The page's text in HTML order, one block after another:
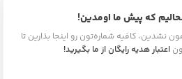
انواع موکه پیش ما اومدین!
نشدین، کافیه شماره‌تون رو اینجا بذارین تا
اعتبار هدیه رایگان از ما بگیرید!